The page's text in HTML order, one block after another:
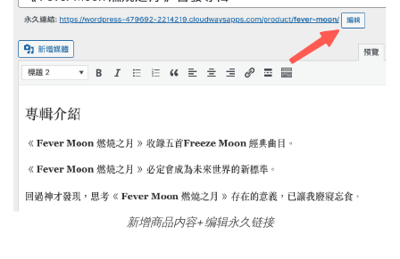
新增商品内容+编辑永久链接